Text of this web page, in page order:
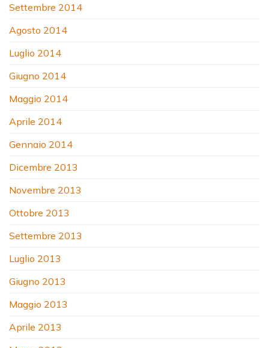
Settembre 2014
Agosto 2014
Luglio 2014
Giugno 2014
Maggio 2014
Aprile 2014
Gennaio 2014
Dicembre 2013
Novembre 2013
Ottobre 2013
Settembre 2013
Luglio 2013
Giugno 2013
Maggio 2013
Aprile 2013